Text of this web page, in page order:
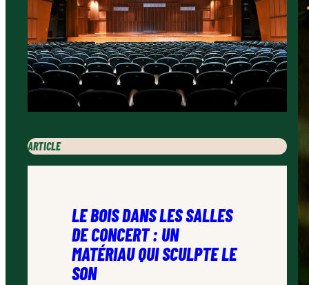
ARTICLE
LE BOIS DANS LES SALLES
DE CONCERT : UN
MATÉRIAU QUI SCULPTE LE
SON